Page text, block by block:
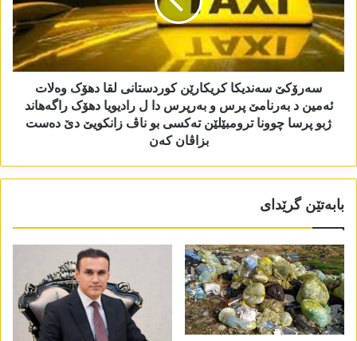
سەرۆکێ سەندیکا کریکارێن کوردستانی لقا دھۆک وەلات
ئەمین د بەرنامێ پرس و بەرپرس دا ل رادیویا دھۆک راگەھاند
ژبو پرسا چوونا ترومبێلێن تەکسی بو ناڤ زانکویێ دێ دەست
بزاڤان کەن
بابەتێن گرێدای